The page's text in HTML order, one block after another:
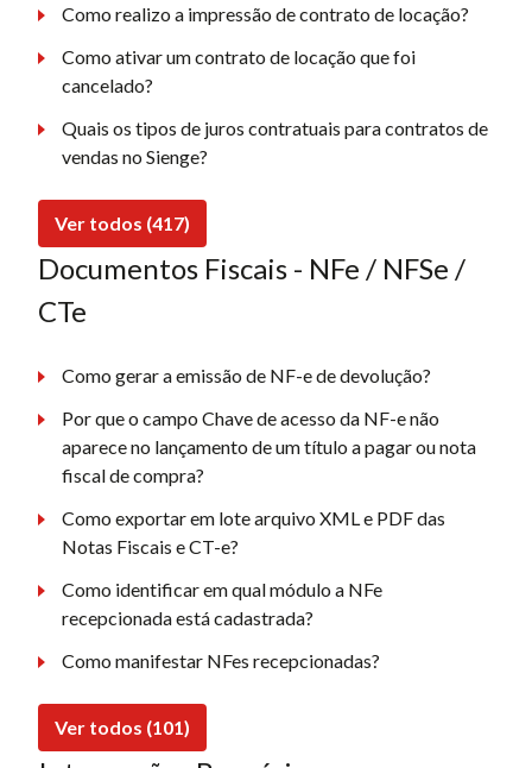
Como realizo a impressão de contrato de locação?
Como ativar um contrato de locação que foi
cancelado?
Quais os tipos de juros contratuais para contratos de
vendas no Sienge?
Ver todos (417)
Documentos Fiscais - NFe / NFSe /
CTe
Como gerar a emissão de NF-e de devolução?
Por que o campo Chave de acesso da NF-e não
aparece no lançamento de um título a pagar ou nota
fiscal de compra?
Como exportar em lote arquivo XML e PDF das
Notas Fiscais e CT-e?
Como identificar em qual módulo a NFe
recepcionada está cadastrada?
Como manifestar NFes recepcionadas?
Ver todos (101)